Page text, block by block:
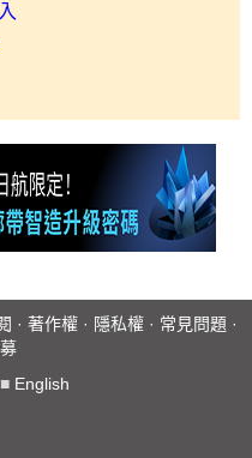
· 著作權 · 隱私權 · 常見問題 ·
English